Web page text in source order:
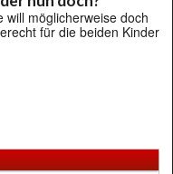
will möglicherweise doch
für die beiden Kinder